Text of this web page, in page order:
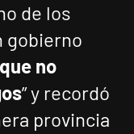
de los
gobierno
que no
” y recordó
provincia